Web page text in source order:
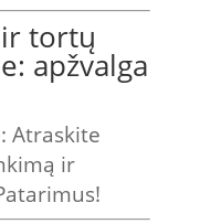
tortų
apžvalga
Atraskite
ir